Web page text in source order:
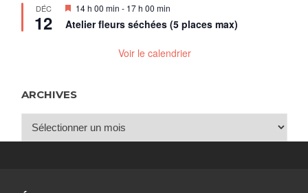
DÉC
12
Mis
en
avant
14 h 00 min - 17 h 00 min
Atelier fleurs séchées (5 places max)
Voir le calendrier
ARCHIVES